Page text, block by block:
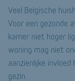
Veel Belgische
Voor een gezonde
kamer niet hoger
woning mag niet
aanzienlijke invloed
gezin.